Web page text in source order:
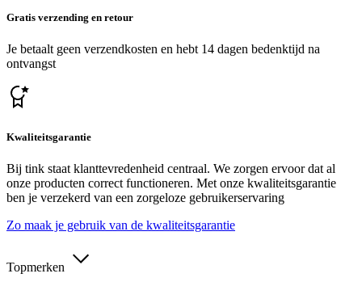
Gratis verzending en retour
Je betaalt geen verzendkosten en hebt 14 dagen bedenktijd na
ontvangst
Kwaliteitsgarantie
Bij tink staat klanttevredenheid centraal. We zorgen ervoor dat al
onze producten correct functioneren. Met onze kwaliteitsgarantie
ben je verzekerd van een zorgeloze gebruikerservaring
Zo maak je gebruik van de kwaliteitsgarantie
Topmerken